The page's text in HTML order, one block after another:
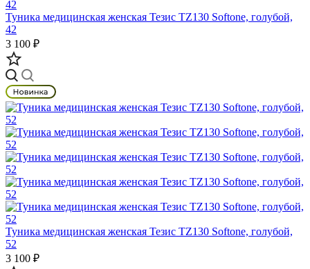
Туника медицинская женская Тезис TZ130 Softone, голубой,
42
3 100 ₽
Туника медицинская женская Тезис TZ130 Softone, голубой,
52
3 100 ₽